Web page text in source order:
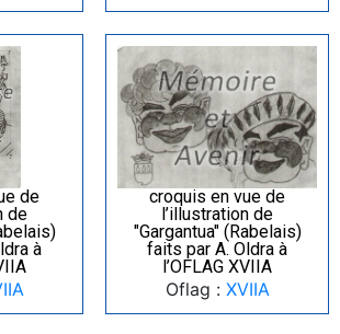
de
de
à
croquis en vue de
l’illustration de
"Gargantua" (Rabelais)
faits par A. Oldra à
l’OFLAG XVIIA
Oflag : XVIIA